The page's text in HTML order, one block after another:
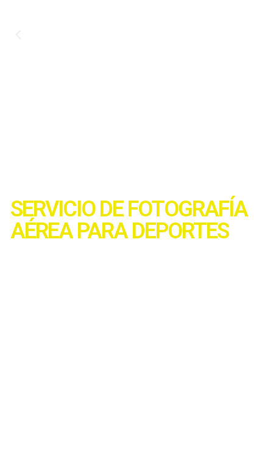
SERVICIO DE FOTOGRAFÍA
AÉREA PARA DEPORTES